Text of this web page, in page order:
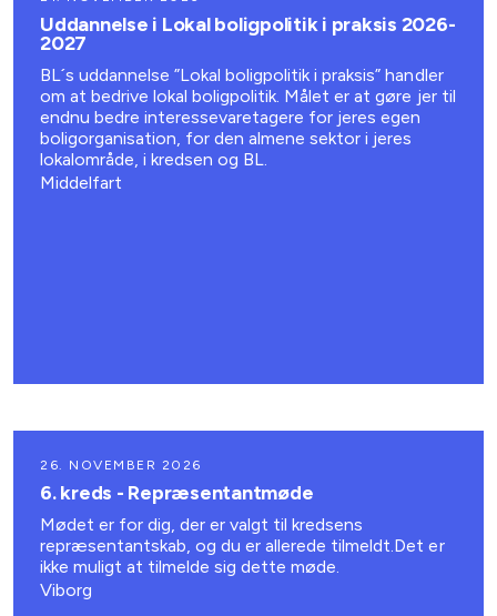
Uddannelse i Lokal boligpolitik i praksis 2026-
2027
BL´s uddannelse ”Lokal boligpolitik i praksis” handler
om at bedrive lokal boligpolitik. Målet er at gøre jer til
endnu bedre interessevaretagere for jeres egen
boligorganisation, for den almene sektor i jeres
lokalområde, i kredsen og BL.
Middelfart
26. NOVEMBER 2026
6. kreds - Repræsentantmøde
Mødet er for dig, der er valgt til kredsens
repræsentantskab, og du er allerede tilmeldt.Det er
ikke muligt at tilmelde sig dette møde.
Viborg